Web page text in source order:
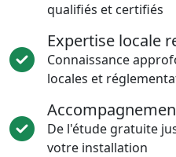
qualifiés et certifiés
Expertise locale
Connaissance
locales et
De l'étude gratuite
votre installation